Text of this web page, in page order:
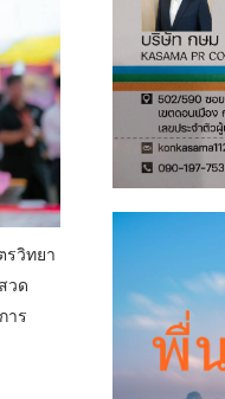
รวิทยา
วด
าร